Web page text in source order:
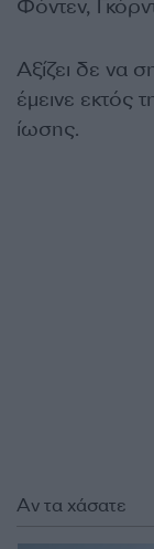
Φόντεν,
Αξίζει δε να
έμεινε εκτός
ίωσης.
Αν τα χάσατε